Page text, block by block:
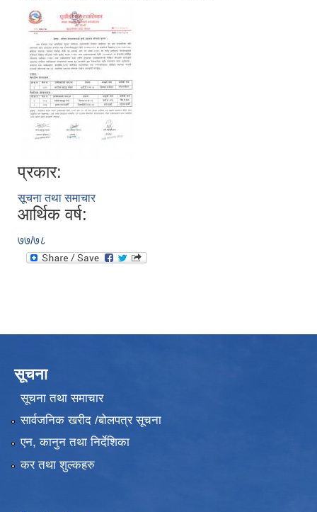
प्रकार:
सूचना तथा समाचार
आर्थिक वर्ष:
७७/७८
सूचना
सूचना तथा समाचार
सार्वजनिक खरीद /बोलपत्र सूचना
एन, कानुन तथा निर्देशिका
कर तथा शुल्कहरु